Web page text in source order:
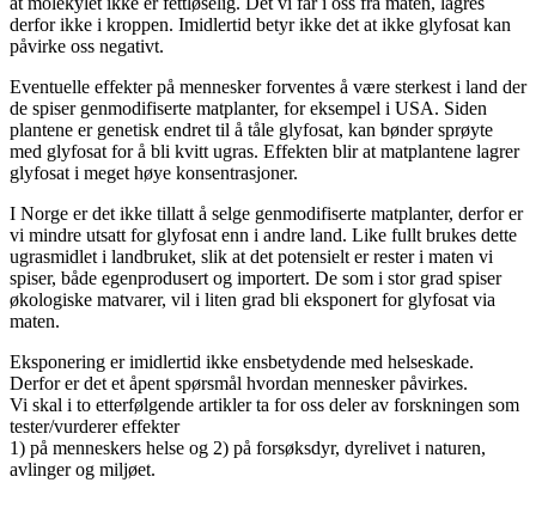
derfor ikke i kroppen. Imidlertid betyr ikke det at ikke glyfosat kan
påvirke oss negativt.
Eventuelle effekter på mennesker forventes å være sterkest i land der
de spiser genmodifiserte matplanter, for eksempel i USA. Siden
plantene er genetisk endret til å tåle glyfosat, kan bønder sprøyte
med glyfosat for å bli kvitt ugras. Effekten blir at matplantene lagrer
glyfosat i meget høye konsentrasjoner.
I Norge er det ikke tillatt å selge genmodifiserte matplanter, derfor er
vi mindre utsatt for glyfosat enn i andre land. Like fullt brukes dette
ugrasmidlet i landbruket, slik at det potensielt er rester i maten vi
spiser, både egenprodusert og importert. De som i stor grad spiser
økologiske matvarer, vil i liten grad bli eksponert for glyfosat via
maten.
Eksponering er imidlertid ikke ensbetydende med helseskade.
Derfor er det et åpent spørsmål hvordan mennesker påvirkes.
Vi skal i to etterfølgende artikler ta for oss deler av forskningen som
tester/vurderer effekter
1) på menneskers helse og 2) på forsøksdyr, dyrelivet i naturen,
avlinger og miljøet.